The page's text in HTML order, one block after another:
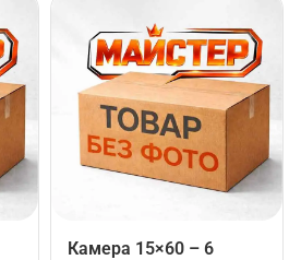
Камера 15×60 – 6